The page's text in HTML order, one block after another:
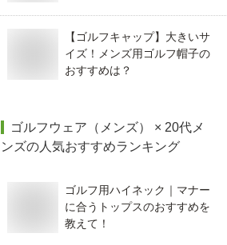
【ゴルフキャップ】大きいサ
イズ！メンズ用ゴルフ帽子の
おすすめは？
ゴルフウェア（メンズ） × 20代メ
ンズの人気おすすめランキング
ゴルフ用ハイネック｜マナー
に合うトップスのおすすめを
教えて！